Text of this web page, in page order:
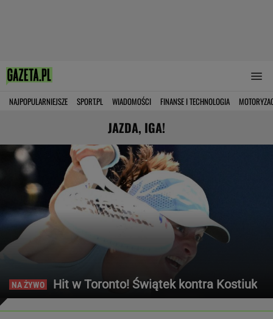
NAJPOPULARNIEJSZE SPORT.PL WIADOMOŚCI FINANSE I TECHNOLOGIA
JAZDA, IGA!
Hit w Toronto! Świątek kontra Kostiuk